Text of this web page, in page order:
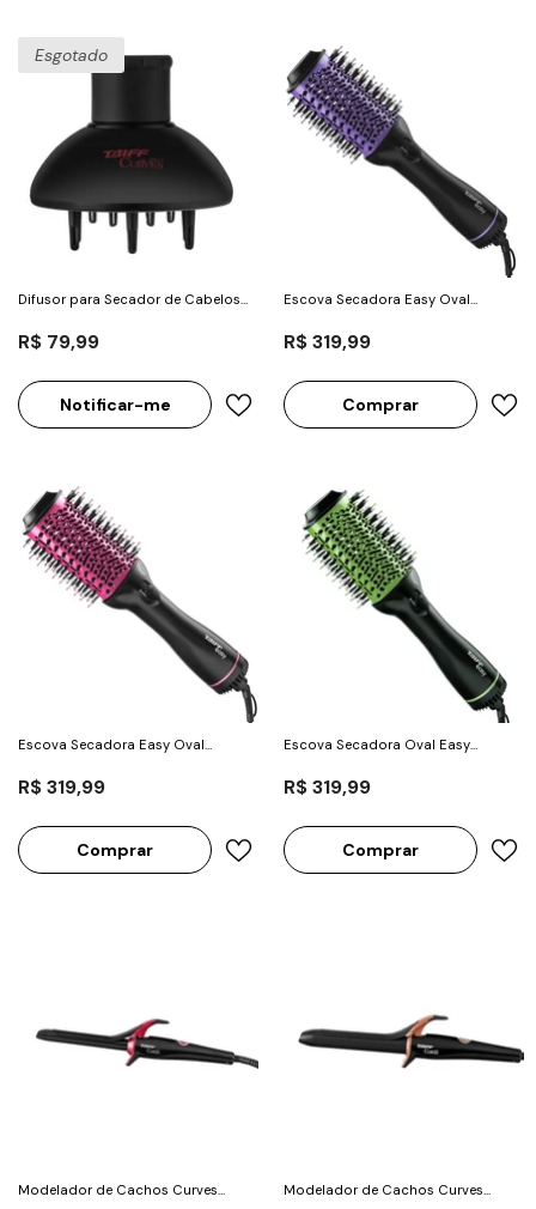
Esgotado
Difusor para Secador de Cabelos
R$ 79,99
Notificar-me
Escova Secadora Easy Oval
R$ 319,99
Comprar
Escova Secadora Easy Oval
R$ 319,99
Comprar
Escova Secadora Oval Easy
R$ 319,99
Comprar
Modelador de Cachos Curves
Modelador de Cachos Curves